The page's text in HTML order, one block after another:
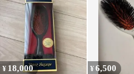
¥ 18,000 ¥6,500